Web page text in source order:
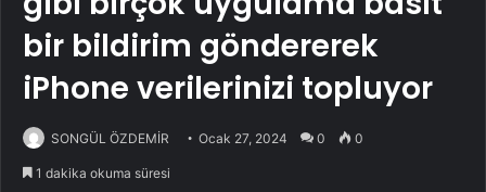
bir bildirim göndererek
iPhone verilerinizi topluyor
SONGÜL ÖZDEMİR Ocak 27, 2024 0 0
1 dakika okuma süresi